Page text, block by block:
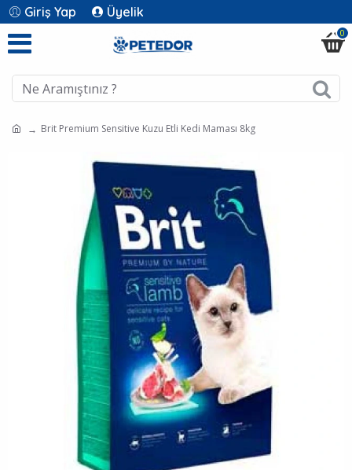
Giriş Yap Üyelik
0
Brit Premium Sensitive Kuzu Etli Kedi Maması 8kg